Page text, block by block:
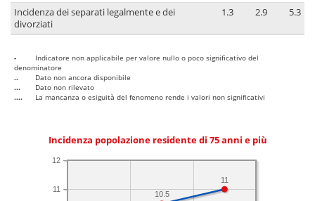
Incidenza dei separati legalmente e dei
divorziati
1.3 2.9 5.3
-
Indicatore non applicabile per valore nullo o poco significativo del
denominatore
..
Dato non ancora disponibile
...
Dato non rilevato
....
La mancanza o esiguità del fenomeno rende i valori non significativi
Incidenza popolazione residente di 75 anni e più
11
12
11
10.5